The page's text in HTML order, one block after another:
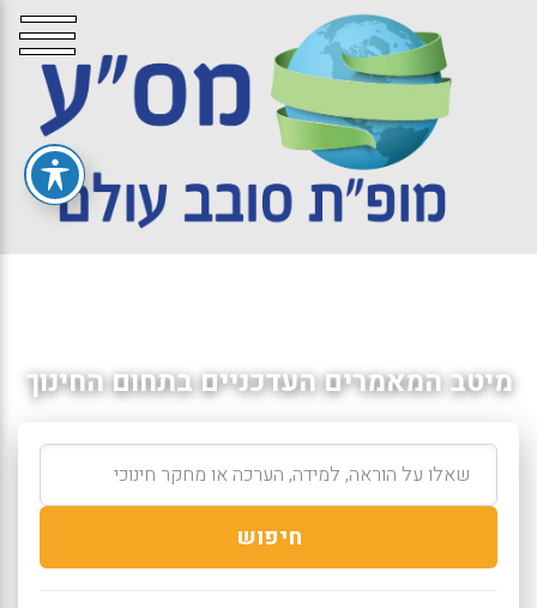
מיטב המאמרים העדכניים בתחום החינוך
חיפוש